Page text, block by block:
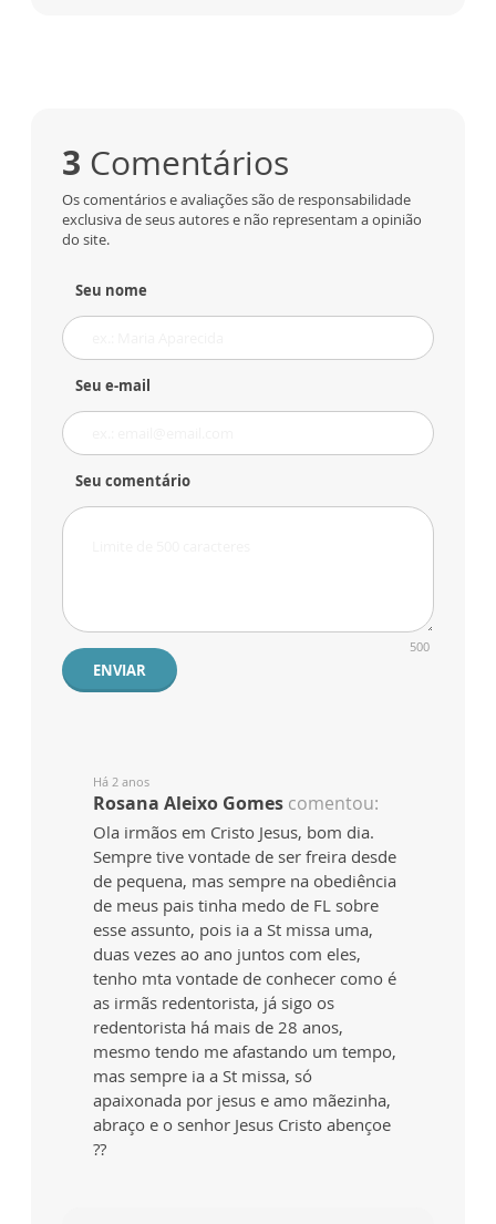
3 Comentários
Os comentários e avaliações são de responsabilidade
exclusiva de seus autores e não representam a opinião
do site.
Seu nome
Seu e-mail
Seu comentário
500
ENVIAR
Há 2 anos
Rosana Aleixo Gomes comentou:
Ola irmãos em Cristo Jesus, bom dia.
Sempre tive vontade de ser freira desde
de pequena, mas sempre na obediência
de meus pais tinha medo de FL sobre
esse assunto, pois ia a St missa uma,
duas vezes ao ano juntos com eles,
tenho mta vontade de conhecer como é
as irmãs redentorista, já sigo os
redentorista há mais de 28 anos,
mesmo tendo me afastando um tempo,
mas sempre ia a St missa, só
apaixonada por jesus e amo mãezinha,
abraço e o senhor Jesus Cristo abençoe
??